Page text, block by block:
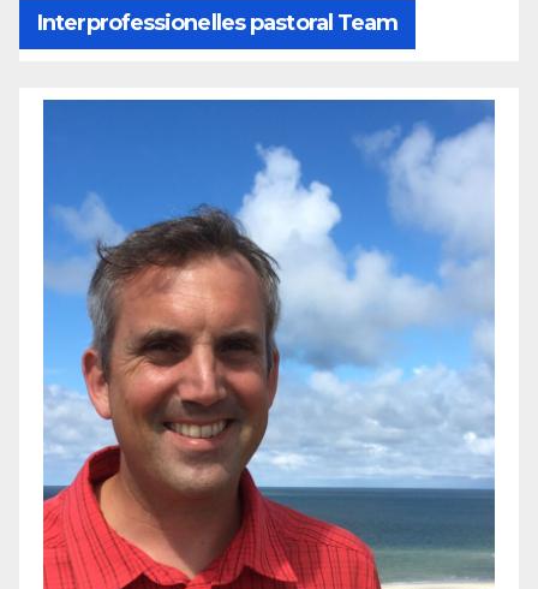
Interprofessionelles pastoral Team